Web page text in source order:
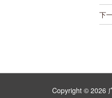
下
Copyright © 2026